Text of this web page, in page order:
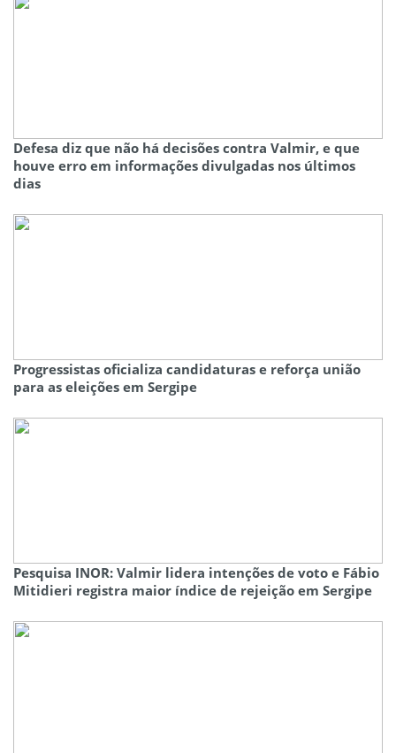
Defesa diz que não há decisões contra Valmir, e que
houve erro em informações divulgadas nos últimos
dias
Progressistas oficializa candidaturas e reforça união
para as eleições em Sergipe
Pesquisa INOR: Valmir lidera intenções de voto e Fábio
Mitidieri registra maior índice de rejeição em Sergipe